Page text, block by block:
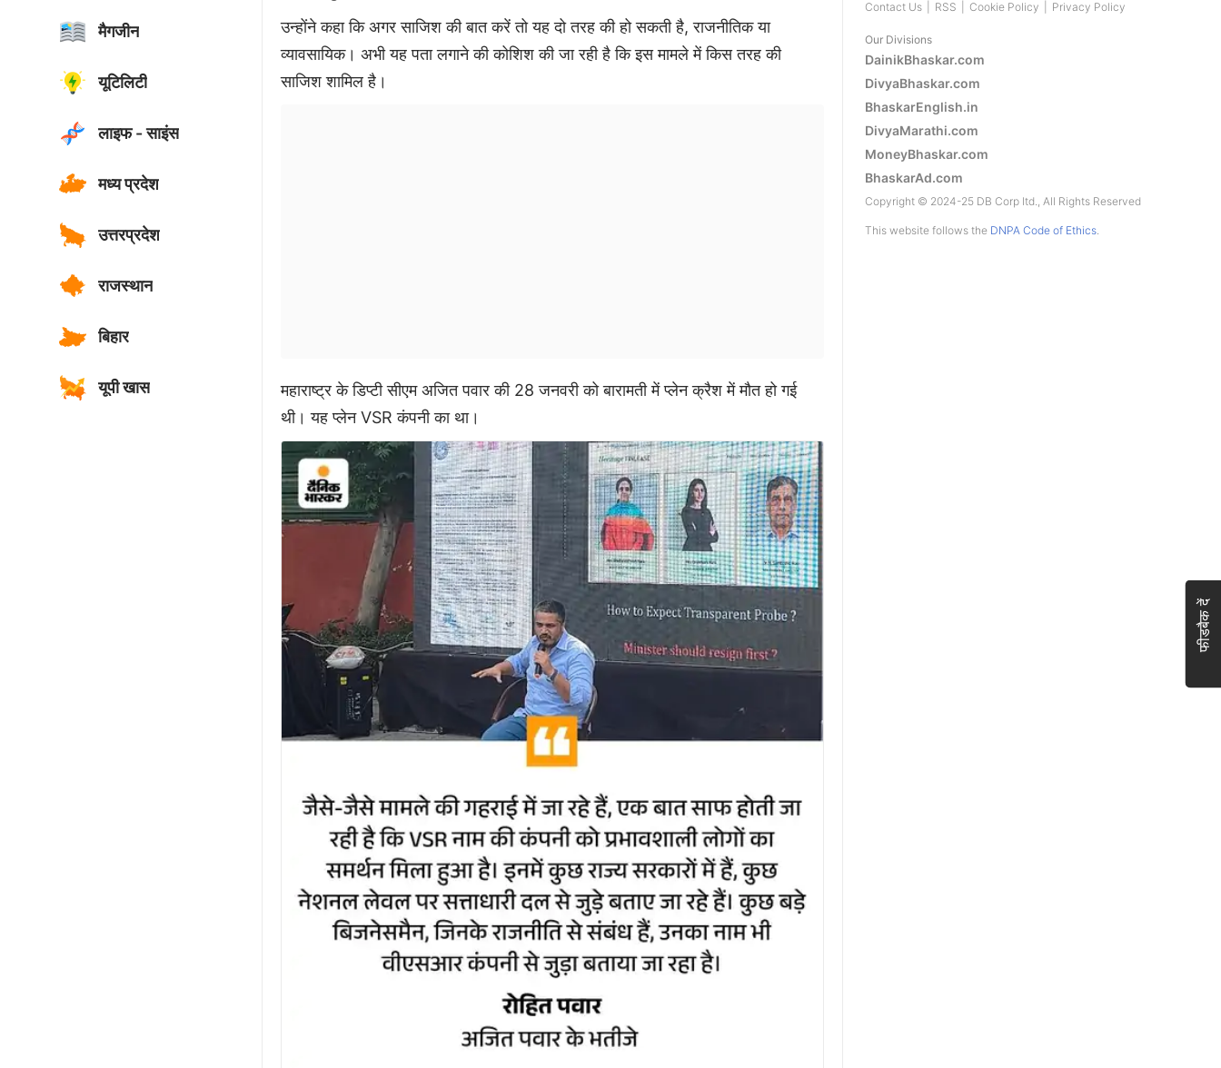
मैगजीन
यूटिलिटी
लाइफ - साइंस
मध्य प्रदेश
उत्तरप्रदेश
राजस्थान
बिहार
यूपी खास
उन्होंने कहा कि अगर साजिश की बात करें तो यह दो तरह की हो सकती है, राजनीतिक या
व्यावसायिक। अभी यह पता लगाने की कोशिश की जा रही है कि इस मामले में किस तरह की
साजिश शामिल है।
महाराष्ट्र के डिप्टी सीएम अजित पवार की 28 जनवरी को बारामती में प्लेन क्रैश में मौत हो गई
थी। यह प्लेन VSR कंपनी का था।
Contact Us
RSS Cookie Policy Privacy Policy
Our Divisions
DainikBhaskar.com
DivyaBhaskar.com
BhaskarEnglish.in
DivyaMarathi.com
MoneyBhaskar.com
BhaskarAd.com
Copyright © 2024-25 DB Corp ltd., All Rights Reserved
This website follows the DNPA Code of Ethics.
फीडबैक दें